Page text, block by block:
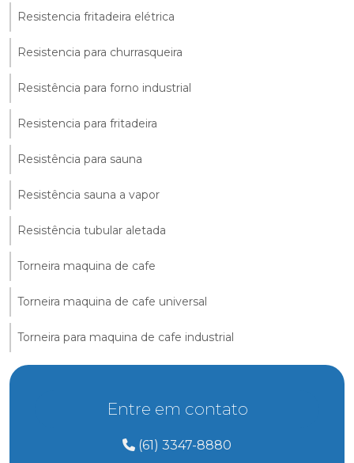
Resistencia fritadeira elétrica
Resistencia para churrasqueira
Resistência para forno industrial
Resistencia para fritadeira
Resistência para sauna
Resistência sauna a vapor
Resistência tubular aletada
Torneira maquina de cafe
Torneira maquina de cafe universal
Torneira para maquina de cafe industrial
Entre em contato
(61) 3347-8880